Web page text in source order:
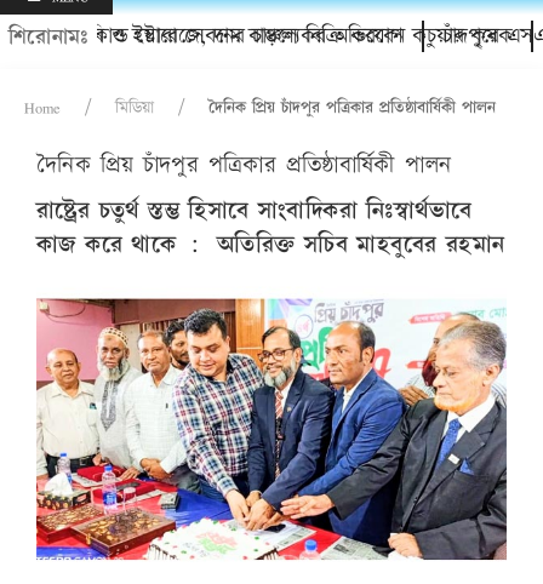
শিরোনামঃ
হয়রানি ও ইয়াবা সেবনের চাঞ্চল্যকর অভিযোগ চাঁদপুরে এসএসসি
কোল্ড স্টোরেজে, দাম বাড়লে বিক্রি করবেন কচুয়ার কৃষক
Home মিডিয়া দৈনিক প্রিয় চাঁদপুর পত্রিকার প্রতিষ্ঠাবার্ষিকী পালন
দৈনিক প্রিয় চাঁদপুর পত্রিকার প্রতিষ্ঠাবার্ষিকী পালন
রাষ্ট্রের চতুর্থ স্তম্ভ হিসাবে সাংবাদিকরা নিঃস্বার্থভাবে
কাজ করে থাকে : অতিরিক্ত সচিব মাহবুবের রহমান